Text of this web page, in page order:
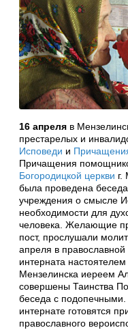
16 апреля в
престарелых и
Исповеди и
Причащения
Богородицкой церкви г.
была проведена
учреждения о смысле
необходимости для
человека. Желающие
пост, прослушали
апреля в
интерната
Мензелинска иереем
совершены Таинства
беседа с
интернате готовятся
православного